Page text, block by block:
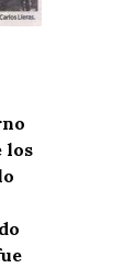
los